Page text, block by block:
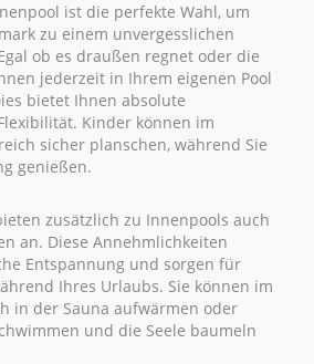
ist die perfekte Wahl, um
zu einem unvergesslichen
ob es draußen regnet oder die
jederzeit in Ihrem eigenen Pool
bietet Ihnen absolute
Kinder können im
sicher planschen, während Sie
genießen.
zusätzlich zu Innenpools auch
an. Diese Annehmlichkeiten
Entspannung und sorgen für
Ihres Urlaubs. Sie können im
in der Sauna aufwärmen oder
und die Seele baumeln